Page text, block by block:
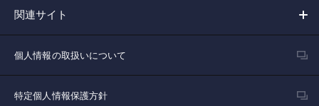
関連サイト
個人情報の取扱いについて
特定個人情報保護方針